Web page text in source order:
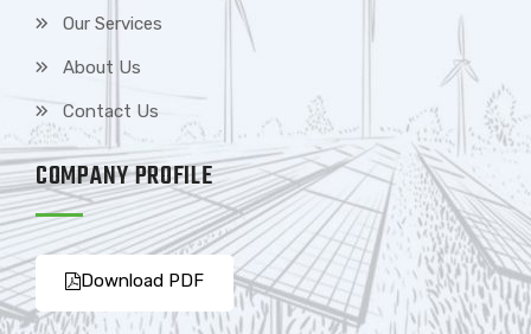
Our Services
About Us
Contact Us
COMPANY PROFILE
Download PDF